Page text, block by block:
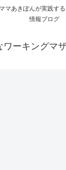
マあきぽんが実践す
情報ブログ
ワーキングマ